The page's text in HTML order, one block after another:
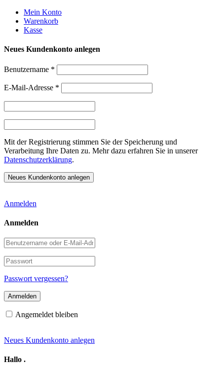
Weiter
zum
Inhalt
Mein Konto
Warenkorb
Kasse
Neues Kundenkonto anlegen
Benutzername *
E-Mail-Adresse *
Mit der Registrierung stimmen Sie der Speicherung und
Verarbeitung Ihre Daten zu. Mehr dazu erfahren Sie in unserer
Datenschutzerklärung.
Anmelden
Anmelden
Benutzername
oder
E-
Mail-
Adresse
Passwort
Passwort vergessen?
Angemeldet bleiben
Neues Kundenkonto anlegen
Hallo .